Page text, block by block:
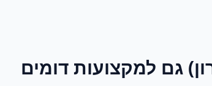
גם למקצועות דומים